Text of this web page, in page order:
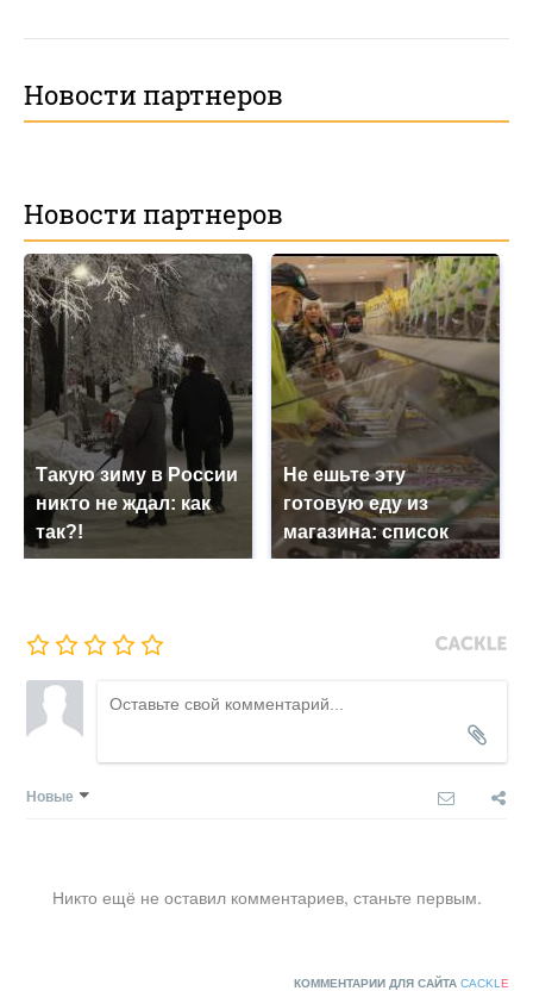
Новости партнеров
Новости партнеров
Такую зиму в России
никто не ждал: как
так?!
Не ешьте эту
готовую еду из
магазина: список
Новые
Никто ещё не оставил комментариев, станьте первым.
КОММЕНТАРИИ ДЛЯ САЙТА CACKL E